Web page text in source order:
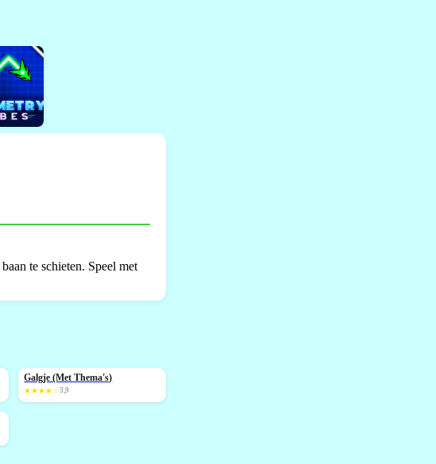
te schieten. Speel met
Galgje (Met Thema's)
★★★★☆3,9